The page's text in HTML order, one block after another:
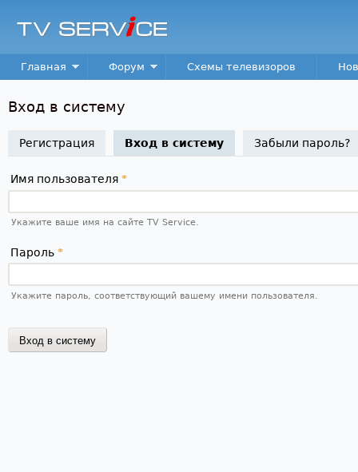
TV
Service
Main menu
Главная Форум Схемы телевизоров
Вход в систему
Регистрация Вход в систему(активная вкладка)
Забыли пароль?
Имя пользователя *
Укажите ваше имя на сайте TV Service.
Пароль *
Укажите пароль, соответствующий вашему имени пользователя.